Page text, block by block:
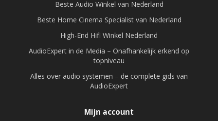
Beste Audio Winkel van Nederland
Beste Home Cinema Specialist van Nederland
High-End Hifi Winkel Nederland
AudioExpert in de Media – Onafhankelijk erkend op
topniveau
Alles over audio systemen – de complete gids van
AudioExpert
Mijn account